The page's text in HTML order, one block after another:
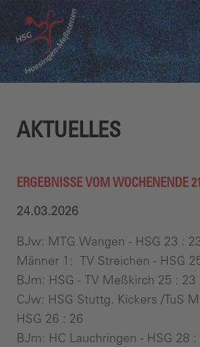
AKTUELLES
ERGEBNISSE VOM WOCHENENDE
24.03.2026
BJw: MTG Wangen - HSG 23 :
Männer 1: TV Streichen - HSG
BJm: HSG - TV Meßkirch 25 : 23
CJw: HSG Stuttg. Kickers /TuS
HSG 26 : 26
BJm: HC Lauchringen - HSG 28 :